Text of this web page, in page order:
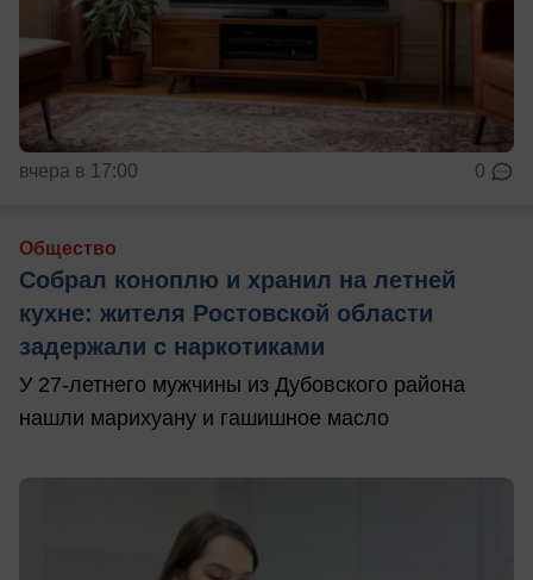
вчера в 17:00 0
Общество
Собрал коноплю и хранил на летней
кухне: жителя Ростовской области
задержали с наркотиками
У 27-летнего мужчины из Дубовского района
нашли марихуану и гашишное масло